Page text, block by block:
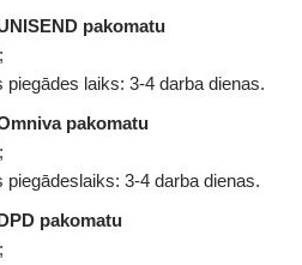
pakomatu
piegādes laiks: 3-4 darba dienas.
pakomatu
piegādeslaiks: 3-4 darba dienas.
pakomatu